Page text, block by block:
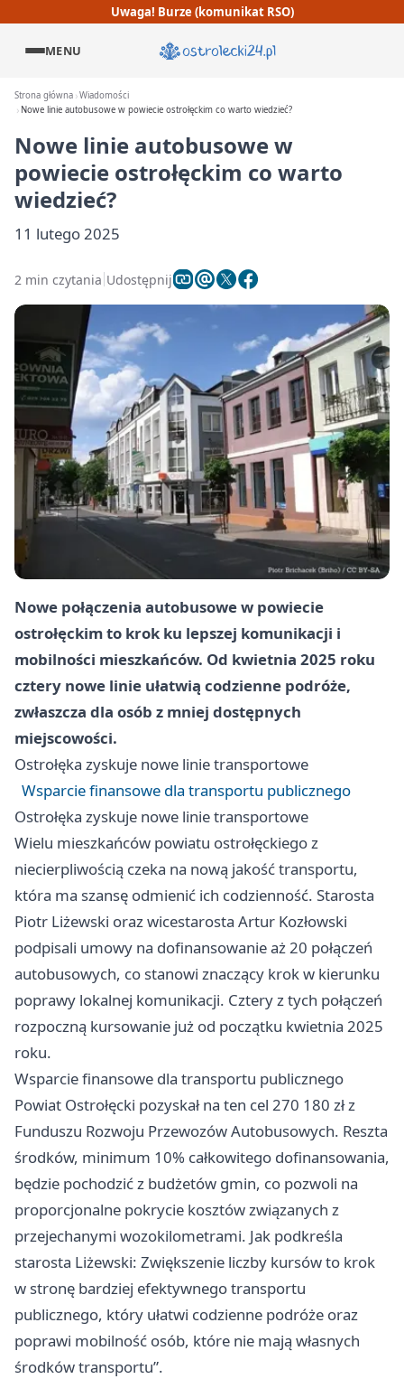
Uwaga! Burze (komunikat RSO)
MENU
Strona główna Wiadomości
Nowe linie autobusowe w powiecie ostrołęckim co warto wiedzieć?
Nowe linie autobusowe w
powiecie ostrołęckim co warto
wiedzieć?
11 lutego 2025
2 min czytania Udostępnij
Nowe połączenia autobusowe w powiecie
ostrołęckim to krok ku lepszej komunikacji i
mobilności mieszkańców. Od kwietnia 2025 roku
cztery nowe linie ułatwią codzienne podróże,
zwłaszcza dla osób z mniej dostępnych
miejscowości.
Ostrołęka zyskuje nowe linie transportowe
Wsparcie finansowe dla transportu publicznego
Ostrołęka zyskuje nowe linie transportowe
Wielu mieszkańców powiatu ostrołęckiego z
niecierpliwością czeka na nową jakość transportu,
która ma szansę odmienić ich codzienność. Starosta
Piotr Liżewski oraz wicestarosta Artur Kozłowski
podpisali umowy na dofinansowanie aż 20 połączeń
autobusowych, co stanowi znaczący krok w kierunku
poprawy lokalnej komunikacji. Cztery z tych połączeń
rozpoczną kursowanie już od początku kwietnia 2025
roku.
Wsparcie finansowe dla transportu publicznego
Powiat Ostrołęcki pozyskał na ten cel 270 180 zł z
Funduszu Rozwoju Przewozów Autobusowych. Reszta
środków, minimum 10% całkowitego dofinansowania,
będzie pochodzić z budżetów gmin, co pozwoli na
proporcjonalne pokrycie kosztów związanych z
przejechanymi wozokilometrami. Jak podkreśla
starosta Liżewski: Zwiększenie liczby kursów to krok
w stronę bardziej efektywnego transportu
publicznego, który ułatwi codzienne podróże oraz
poprawi mobilność osób, które nie mają własnych
środków transportu”.